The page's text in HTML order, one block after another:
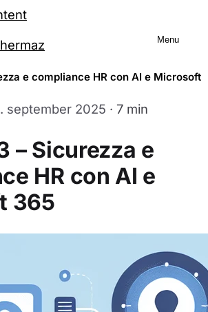
Menu
e compliance HR con AI e Microsoft
september 2025 · 7 min
– Sicurezza e
HR con AI e
365
nastavitev piškotkov
ali omogočiti ali onemogočiti
spletne strani.
bistveni za delovanje spletne strani in jih
piškotki